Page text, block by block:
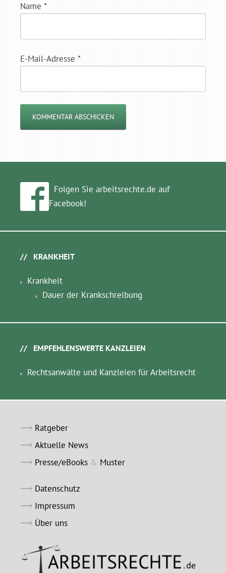
Name *
E-Mail-Adresse *
Folgen Sie arbeitsrechte.de auf
Facebook!
KRANKHEIT
Krankheit
Dauer der Krankschreibung
EMPFEHLENSWERTE KANZLEIEN
Rechtsanwälte und Kanzleien für Arbeitsrecht
Ratgeber
Aktuelle News
Presse/eBooks & Muster
Datenschutz
Impressum
Über uns